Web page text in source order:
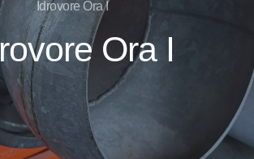
Idrovore Ora I
Ora I